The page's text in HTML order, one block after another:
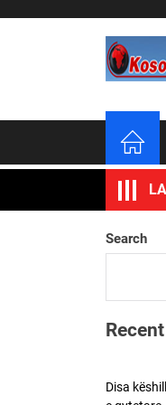
Search
Disa